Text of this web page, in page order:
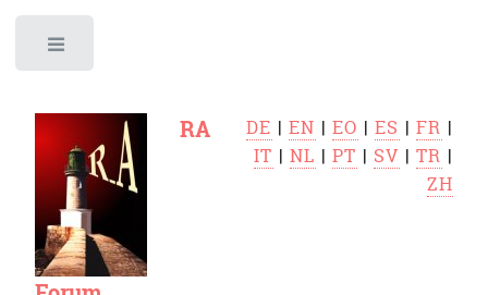
RA DE |EN |EO |ES |FR |
IT |NL |PT | SV |TR |
ZH